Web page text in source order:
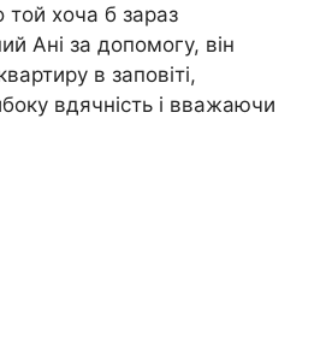
хоча б зараз
Ані за допомогу, він
в заповіті,
вдячність і вважаючи